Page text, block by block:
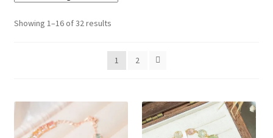
Showing 1–16 of 32 results
1 2